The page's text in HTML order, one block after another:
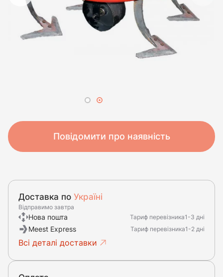
Повідомити про наявність
Доставка по Україні
Відправимо завтра
Нова пошта Тариф перевізника1-3 дні
Meest Express Тариф перевізника1-2 дні
Всі деталі доставки